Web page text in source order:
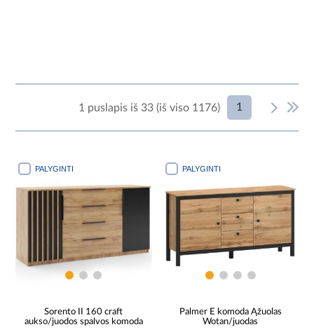
1 puslapis iš 33 (iš viso 1176) 1
PALYGINTI
Sorento II 160 craft
aukso/juodos spalvos komoda
PALYGINTI
Palmer E komoda Ąžuolas
Wotan/juodas